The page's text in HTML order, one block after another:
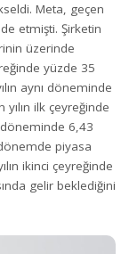
Meta, geçen
etmişti. Şirketin
üzerinde
yüzde 35
aynı döneminde
yılın ilk çeyreğinde
döneminde 6,43
piyasa
ikinci çeyreğinde
gelir beklediğini